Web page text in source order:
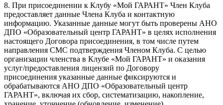
8. При присоединении к Клубу «Мой ГАРАНТ» Член Клуба
предоставляет данные Члена Клуба и контактную
информацию. Указанные данные могут быть проверены АНО
ДПО «Образовательный центр ГАРАНТ» в целях исполнения
настоящего Договора присоединения, в том числе путем
направления СМС подтверждения Членом Клуба. С целью
организации членства в Клубе «Мой ГАРАНТ» и оказания
услуг/предоставления лицензий по Договору
присоединения указанные данные фиксируются и
обрабатываются АНО ДПО «Образовательный центр
ГАРАНТ», включая их сбор, систематизацию, накопление,